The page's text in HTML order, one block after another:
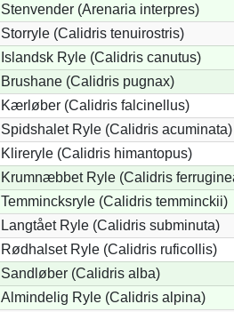
Stenvender (Arenaria interpres)
Storryle (Calidris tenuirostris)
Islandsk Ryle (Calidris canutus)
Brushane (Calidris pugnax)
Kærløber (Calidris falcinellus)
Spidshalet Ryle (Calidris acuminata)
Klireryle (Calidris himantopus)
Krumnæbbet Ryle (Calidris
Temmincksryle (Calidris temminckii)
Langtået Ryle (Calidris subminuta)
Rødhalset Ryle (Calidris ruficollis)
Sandløber (Calidris alba)
Almindelig Ryle (Calidris alpina)